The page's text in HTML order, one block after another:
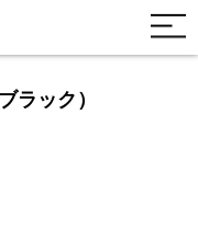
ラック）